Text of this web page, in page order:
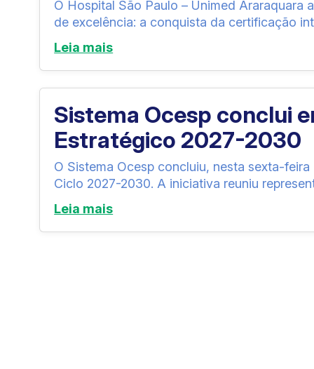
O Hospital São Paulo – Unimed Araraquara
de excelência: a conquista da certificação
Leia mais
Sistema Ocesp conclui
Estratégico 2027-2030
O Sistema Ocesp concluiu, nesta sexta-
Ciclo 2027-2030. A iniciativa reuniu
Leia mais